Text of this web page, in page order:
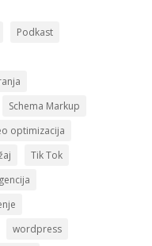
Podkast
Schema Markup
optimizacija
Tik Tok
wordpress